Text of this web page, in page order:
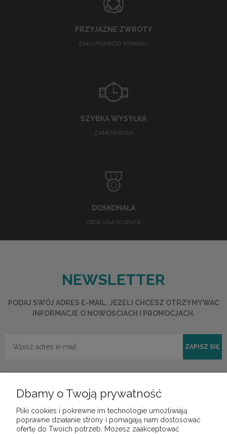
PRZYJAZNE ZWROTY
ZAKUPIONEGO TOWARU
SZYBKA WYSYŁKA
ZAMÓWIENIA
DOSKONAŁA
OBSŁUGA KLIENTA
NEWSLETTER
PODAJ SWÓJ ADRES E-MAIL, JEŻELI CHCESZ OTRZYMYWAĆ
INFORMACJE O NOWOŚCIACH I PROMOCJACH.
ZAPISZ SIĘ
POMOC
Dbamy o Twoją prywatność
Pliki cookies i pokrewne im technologie umożliwiają
poprawne działanie strony i pomagają nam dostosować
ofertę do Twoich potrzeb. Możesz zaakceptować